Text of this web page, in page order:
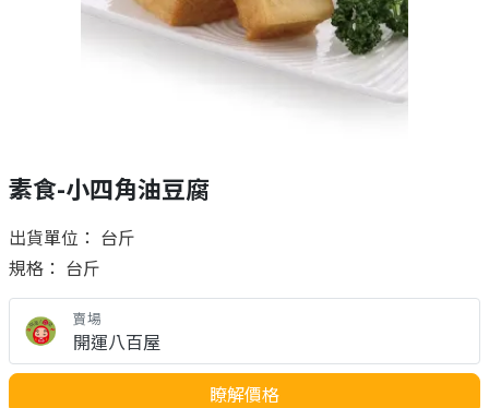
素食-小四角油豆腐
出貨單位： 台斤
規格： 台斤
賣場
開運八百屋
瞭解價格